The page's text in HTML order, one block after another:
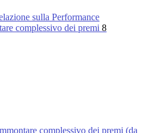
sulla Performance
complessivo dei premi 8
complessivo dei premi (da